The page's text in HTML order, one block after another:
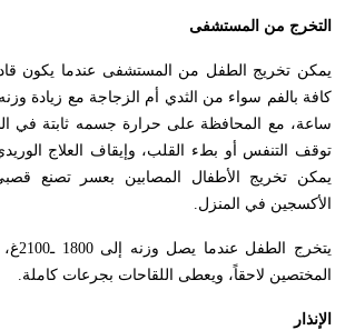
التخرج من المستشفى
يمكن تخريج الطفل من المستشفى عندما يكون
ساعة، مع المحافظة على حرارة جسمه ثابتة في
توقف التنفس أو بطء القلب، وإيقاف العلاج
يمكن تخريج الأطفال المصابين بعسر تصنع
الأكسجين في المنزل.
يتخرج
المختصين لاحقاً، ويعطى اللقاحات بجرعات كاملة.
الإنذار